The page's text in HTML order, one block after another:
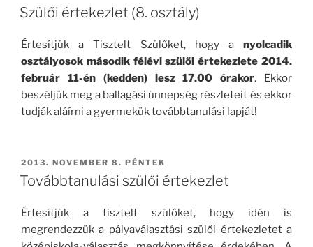
Szülői értekezlet (8. osztály)
Értesítjük a Tisztelt Szülőket, hogy a nyolcadik
osztályosok második félévi szülői értekezlete 2014.
február 11-én (kedden)
lesz 17.00 órakor. Ekkor
beszéljük meg a ballagási ünnepség részleteit és ekkor
tudják aláírni a gyermekük továbbtanulási lapját!
BEKÜLDVE:
2013. NOVEMBER 8. PÉNTEK
Továbbtanulási szülői értekezlet
Értesítjük a tisztelt szülőket, hogy idén is
megrendezzük a pályaválasztási szülői értekezletet a